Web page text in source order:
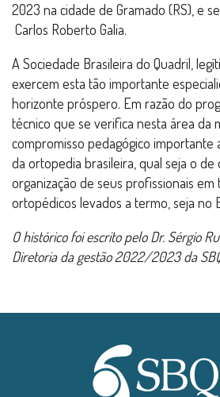
2023 na cidade de Gramado (RS), e
Carlos Roberto Galia.
A Sociedade Brasileira do Quadril,
exercem esta tão importante
horizonte próspero. Em razão do
técnico que se verifica nesta área da
compromisso pedagógico importante
da ortopedia brasileira, qual seja o
organização de seus profissionais
ortopédicos levados a termo, seja no
O histórico foi escrito pelo Dr. Sérgio
Diretoria da gestão 2022/2023 da